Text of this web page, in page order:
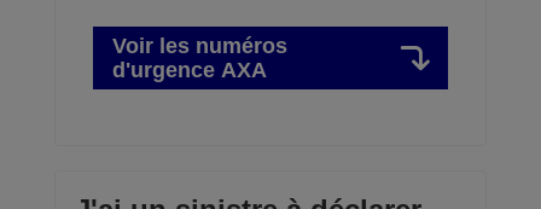
Voir les numéros
d'urgence AXA